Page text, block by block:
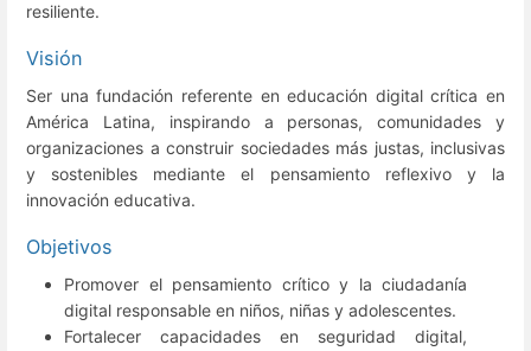
resiliente.
Visión
Ser una fundación referente en educación digital crítica en
América Latina, inspirando a personas, comunidades y
organizaciones a construir sociedades más justas, inclusivas
y sostenibles mediante el pensamiento reflexivo y la
innovación educativa.
Objetivos
Promover el pensamiento crítico y la ciudadanía
digital responsable en niños, niñas y adolescentes.
Fortalecer capacidades en seguridad digital,